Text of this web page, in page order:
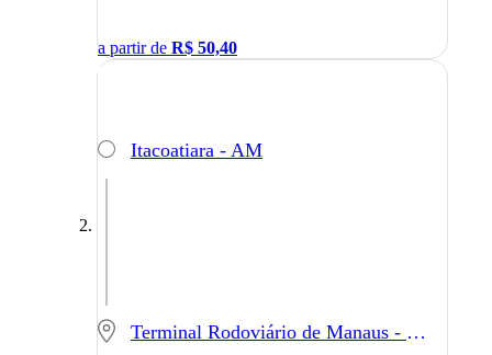
a partir de R$ 50,40
Itacoatiara - AM
Terminal Rodoviário de Manaus - Manaus - AM